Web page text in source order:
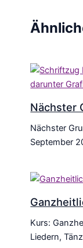
Nächster
Nächster
September
Kurs:
Liedern,